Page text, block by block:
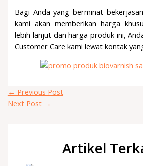
Bagi Anda yang berminat
kami akan memberikan harga
lebih lanjut dan harga produk ini,
Customer Care kami lewat kontak
← Previous Post
Next Post →
Artikel